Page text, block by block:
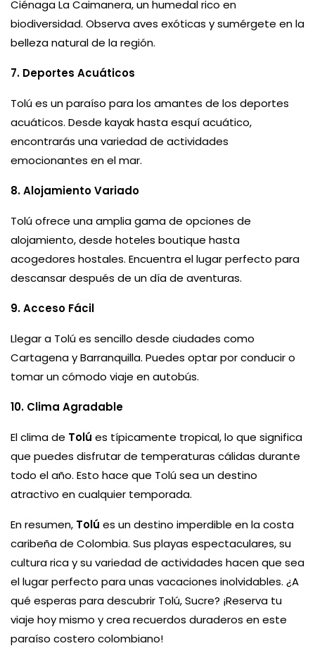
Ciénaga La Caimanera, un humedal rico en
biodiversidad. Observa aves exóticas y sumérgete en la
belleza natural de la región.
7. Deportes Acuáticos
Tolú es un paraíso para los amantes de los deportes
acuáticos. Desde kayak hasta esquí acuático,
encontrarás una variedad de actividades
emocionantes en el mar.
8. Alojamiento Variado
Tolú ofrece una amplia gama de opciones de
alojamiento, desde hoteles boutique hasta
acogedores hostales. Encuentra el lugar perfecto para
descansar después de un día de aventuras.
9. Acceso Fácil
Llegar a Tolú es sencillo desde ciudades como
Cartagena y Barranquilla. Puedes optar por conducir o
tomar un cómodo viaje en autobús.
10. Clima Agradable
El clima de Tolú es típicamente tropical, lo que significa
que puedes disfrutar de temperaturas cálidas durante
todo el año. Esto hace que Tolú sea un destino
atractivo en cualquier temporada.
En resumen, Tolú es un destino imperdible en la costa
caribeña de Colombia. Sus playas espectaculares, su
cultura rica y su variedad de actividades hacen que sea
el lugar perfecto para unas vacaciones inolvidables. ¿A
qué esperas para descubrir Tolú, Sucre? ¡Reserva tu
viaje hoy mismo y crea recuerdos duraderos en este
paraíso costero colombiano!